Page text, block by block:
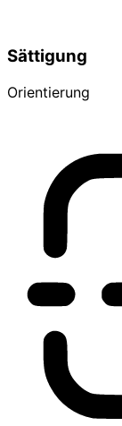
Sättigung
Orientierung